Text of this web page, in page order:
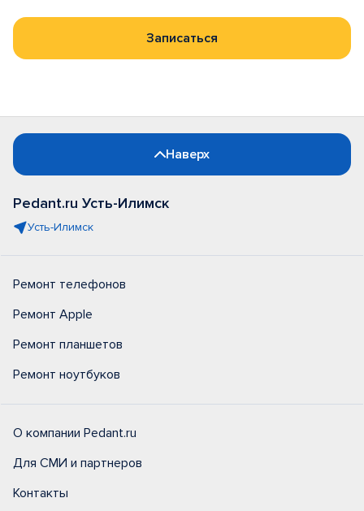
Записаться
Наверх
Pedant.ru Усть-Илимск
Усть-Илимск
Ремонт телефонов
Ремонт Apple
Ремонт планшетов
Ремонт ноутбуков
О компании Pedant.ru
Для СМИ и партнеров
Контакты